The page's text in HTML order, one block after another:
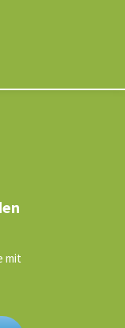
mit